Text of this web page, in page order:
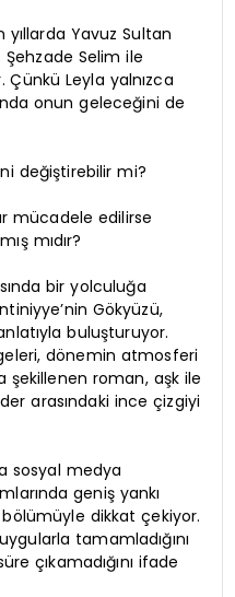
yıllarda Yavuz Sultan
Selim ile
Leyla yalnızca
onun geleceğini de
değiştirebilir mi?
mücadele edilirse
mıdır?
bir yolculuğa
Gökyüzü,
buluşturuyor.
dönemin atmosferi
şekillenen roman, aşk ile
arasındaki ince çizgiyi
sosyal medya
geniş yankı
dikkat çekiyor.
tamamladığını
çıkamadığını ifade